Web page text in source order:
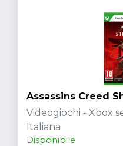
Assassins Creed
Videogiochi - Xbox
Italiana
Disponibile